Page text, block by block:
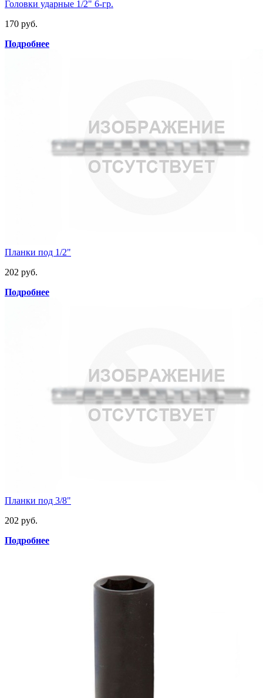
Головки ударные 1/2" 6-гр.
170 руб.
Подробнее
Планки под 1/2"
202 руб.
Подробнее
Планки под 3/8"
202 руб.
Подробнее